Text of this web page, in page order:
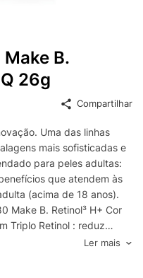
B.
26g
Compartilhar
Uma das linhas
mais sofisticadas e
para peles adultas:
que atendem às
(acima de 18 anos).
Make B. Retinol³ H+ Cor
Triplo Retinol : reduz
a produção de colágeno**
que você já
para o meu tom de
Ler mais